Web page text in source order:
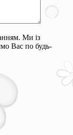
Ми із
Вас по будь-